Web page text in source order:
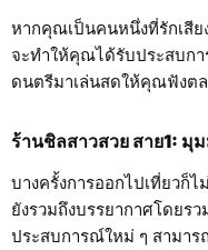
หากคุณเป็นคนหนึ่งที่รักเสีย
จะทำให้คุณได้รับประสบก
ดนตรีมาเล่นสดให้คุณฟังต
ร้านชิลสาวสวย สาย1: มุ
บางครั้งการออกไปเที่ยวก็
ยังรวมถึงบรรยากาศโดยร
ประสบการณ์ใหม่ ๆ สามาร